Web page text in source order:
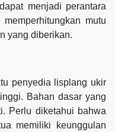
menjadi perantara
mutu
yang diberikan.
penyedia lisplang ukir
Bahan dasar yang
Perlu diketahui bahwa
memiliki keunggulan